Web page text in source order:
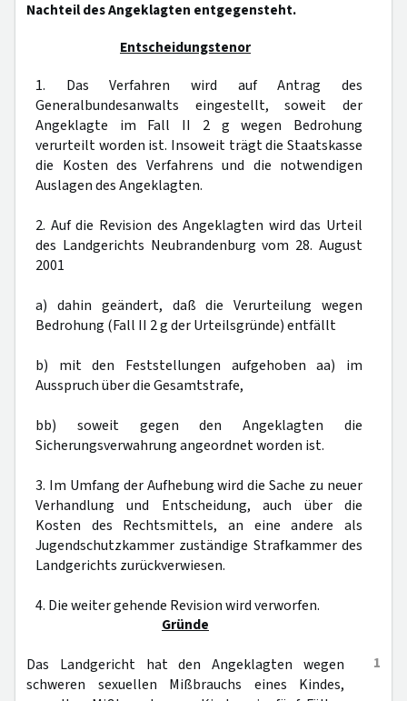
Nachteil des Angeklagten entgegensteht.
Entscheidungstenor
1. Das Verfahren wird auf Antrag des
Generalbundesanwalts eingestellt, soweit der
Angeklagte im Fall II 2 g wegen Bedrohung
verurteilt worden ist. Insoweit trägt die Staatskasse
die Kosten des Verfahrens und die notwendigen
Auslagen des Angeklagten.
2. Auf die Revision des Angeklagten wird das Urteil
des Landgerichts Neubrandenburg vom 28. August
2001
a) dahin geändert, daß die Verurteilung wegen
Bedrohung (Fall II 2 g der Urteilsgründe) entfällt
b) mit den Feststellungen aufgehoben aa) im
Ausspruch über die Gesamtstrafe,
bb) soweit gegen den Angeklagten die
Sicherungsverwahrung angeordnet worden ist.
3. Im Umfang der Aufhebung wird die Sache zu neuer
Verhandlung und Entscheidung, auch über die
Kosten des Rechtsmittels, an eine andere als
Jugendschutzkammer zuständige Strafkammer des
Landgerichts zurückverwiesen.
4. Die weiter gehende Revision wird verworfen.
Gründe
1
Das Landgericht hat den Angeklagten wegen
schweren sexuellen Mißbrauchs eines Kindes,